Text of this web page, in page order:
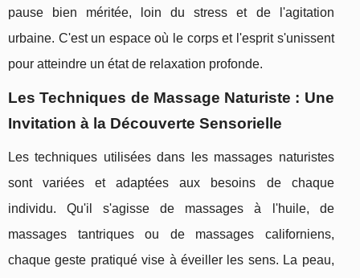
pause bien méritée, loin du stress et de l'agitation
urbaine. C'est un espace où le corps et l'esprit s'unissent
pour atteindre un état de relaxation profonde.
Les Techniques de Massage Naturiste : Une
Invitation à la Découverte Sensorielle
Les techniques utilisées dans les massages naturistes
sont variées et adaptées aux besoins de chaque
individu. Qu'il s'agisse de massages à l'huile, de
massages tantriques ou de massages californiens,
chaque geste pratiqué vise à éveiller les sens. La peau,